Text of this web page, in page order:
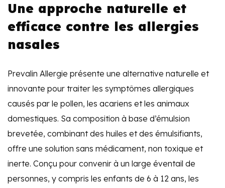
Une approche naturelle et
efficace contre les allergies
nasales
Prevalin Allergie présente une alternative naturelle et
innovante pour traiter les symptômes allergiques
causés par le pollen, les acariens et les animaux
domestiques. Sa composition à base d’émulsion
brevetée, combinant des huiles et des émulsifiants,
offre une solution sans médicament, non toxique et
inerte. Conçu pour convenir à un large éventail de
personnes, y compris les enfants de 6 à 12 ans, les